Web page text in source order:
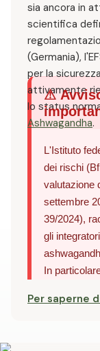
sia ancora in
scientifica
(Germania),
per la
attivamente
lo status
Ashwagandha.
⚠
L'Istituto
dei rischi
valutazione
settembre
39/2024), raccomanda di utilizzare
gli
In
Per saperne